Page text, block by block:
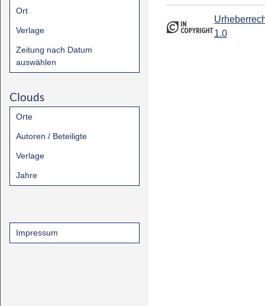
Ort
Verlage
Zeitung nach Datum
auswählen
Clouds
Orte
Autoren / Beteiligte
Verlage
Jahre
Impressum
1.0